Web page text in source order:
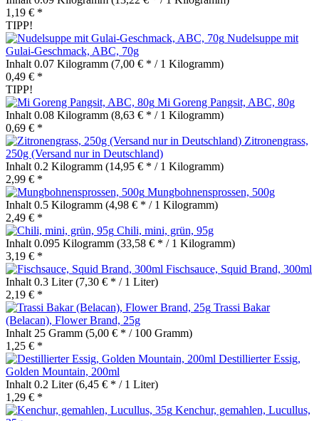
1,19 € *
TIPP!
Nudelsuppe mit
Gulai-Geschmack, ABC, 70g
Inhalt 0.07 Kilogramm (7,00 € * / 1 Kilogramm)
0,49 € *
TIPP!
Mi Goreng Pangsit, ABC, 80g
Inhalt 0.08 Kilogramm (8,63 € * / 1 Kilogramm)
0,69 € *
Zitronengrass,
250g (Versand nur in Deutschland)
Inhalt 0.2 Kilogramm (14,95 € * / 1 Kilogramm)
2,99 € *
Mungbohnensprossen, 500g
Inhalt 0.5 Kilogramm (4,98 € * / 1 Kilogramm)
2,49 € *
Chili, mini, grün, 95g
Inhalt 0.095 Kilogramm (33,58 € * / 1 Kilogramm)
3,19 € *
Fischsauce, Squid Brand, 300ml
Inhalt 0.3 Liter(7,30 € * / 1 Liter)
2,19 € *
Trassi Bakar
(Belacan), Flower Brand, 25g
Inhalt 25 Gramm (5,00 € * / 100 Gramm)
1,25 € *
Destillierter Essig,
Golden Mountain, 200ml
Inhalt 0.2 Liter(6,45 € * / 1 Liter)
1,29 € *
Kenchur, gemahlen, Lucullus,